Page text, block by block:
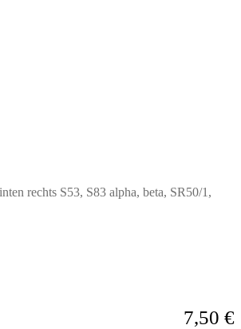
rechts S53, S83 alpha, beta, SR50/1,
7,50 €